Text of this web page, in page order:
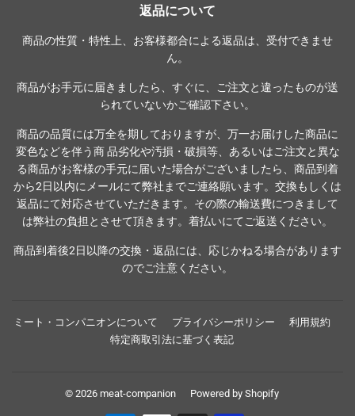
返品について
商品の性質・特性上、お客様都合による返品は、受付できませ
ん。
商品がお手元に届きましたら、すぐに、ご注文と違ったものが送
られていないかご確認下さい。
商品の品質には万全を期しておりますが、万一お届けした商品に
変色などを伴う商 品劣化や汚損・破損等、あるいはご注文と異な
る商品がお客様の手元に届いた場合がございましたら、商品到着
から2日以内にメールにて弊社までご連絡願います。交換もしくは
返品にて対応させていただきます。その際の輸送費につきまして
は弊社の負担とさせて頂きます。着払いにてご返送ください。
商品到着後2日以降の交換・返品には、応じかねる場合があります
のでご注意ください。
ミート・コンパニオンについて プライバシーポリシー
利用規約
特定商取引法に基づく表記
© 2026 meat-companion Powered by Shopify